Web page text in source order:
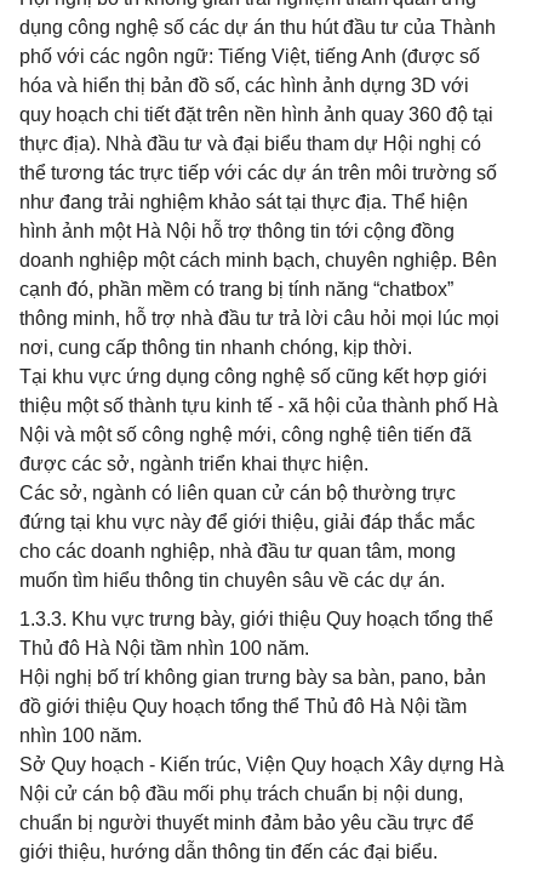
dụng công nghệ số các dự án thu hút đầu tư của Thành
phố với các ngôn ngữ: Tiếng Việt, tiếng Anh (được số
hóa và hiển thị bản đồ số, các hình ảnh dựng 3D với
quy hoạch chi tiết đặt trên nền hình ảnh quay 360 độ tại
thực địa). Nhà đầu tư và đại biểu tham dự Hội nghị có
thể tương tác trực tiếp với các dự án trên môi trường số
như đang trải nghiệm khảo sát tại thực địa. Thể hiện
hình ảnh một Hà Nội hỗ trợ thông tin tới cộng đồng
doanh nghiệp một cách minh bạch, chuyên nghiệp. Bên
cạnh đó, phần mềm có trang bị tính năng “chatbox”
thông minh, hỗ trợ nhà đầu tư trả lời câu hỏi mọi lúc mọi
nơi, cung cấp thông tin nhanh chóng, kịp thời.
Tại khu vực ứng dụng công nghệ số cũng kết hợp giới
thiệu một số thành tựu kinh tế - xã hội của thành phố Hà
Nội và một số công nghệ mới, công nghệ tiên tiến đã
được các sở, ngành triển khai thực hiện.
Các sở, ngành có liên quan cử cán bộ thường trực
đứng tại khu vực này để giới thiệu, giải đáp thắc mắc
cho các doanh nghiệp, nhà đầu tư quan tâm, mong
muốn tìm hiểu thông tin chuyên sâu về các dự án.
1.3.3. Khu vực trưng bày, giới thiệu Quy hoạch tổng thể
Thủ đô Hà Nội tầm nhìn 100 năm.
Hội nghị bố trí không gian trưng bày sa bàn, pano, bản
đồ giới thiệu Quy hoạch tổng thể Thủ đô Hà Nội tầm
nhìn 100 năm.
Sở Quy hoạch - Kiến trúc, Viện Quy hoạch Xây dựng Hà
Nội cử cán bộ đầu mối phụ trách chuẩn bị nội dung,
chuẩn bị người thuyết minh đảm bảo yêu cầu trực để
giới thiệu, hướng dẫn thông tin đến các đại biểu.